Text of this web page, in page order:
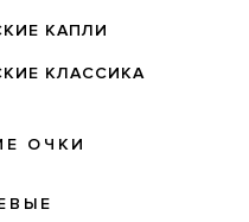
КАПЛИ
КЛАССИКА
ОЧКИ